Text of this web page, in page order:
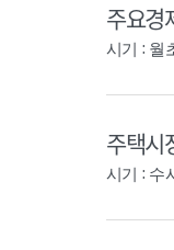
주요경
시기 : 월
주택시
시기 : 수